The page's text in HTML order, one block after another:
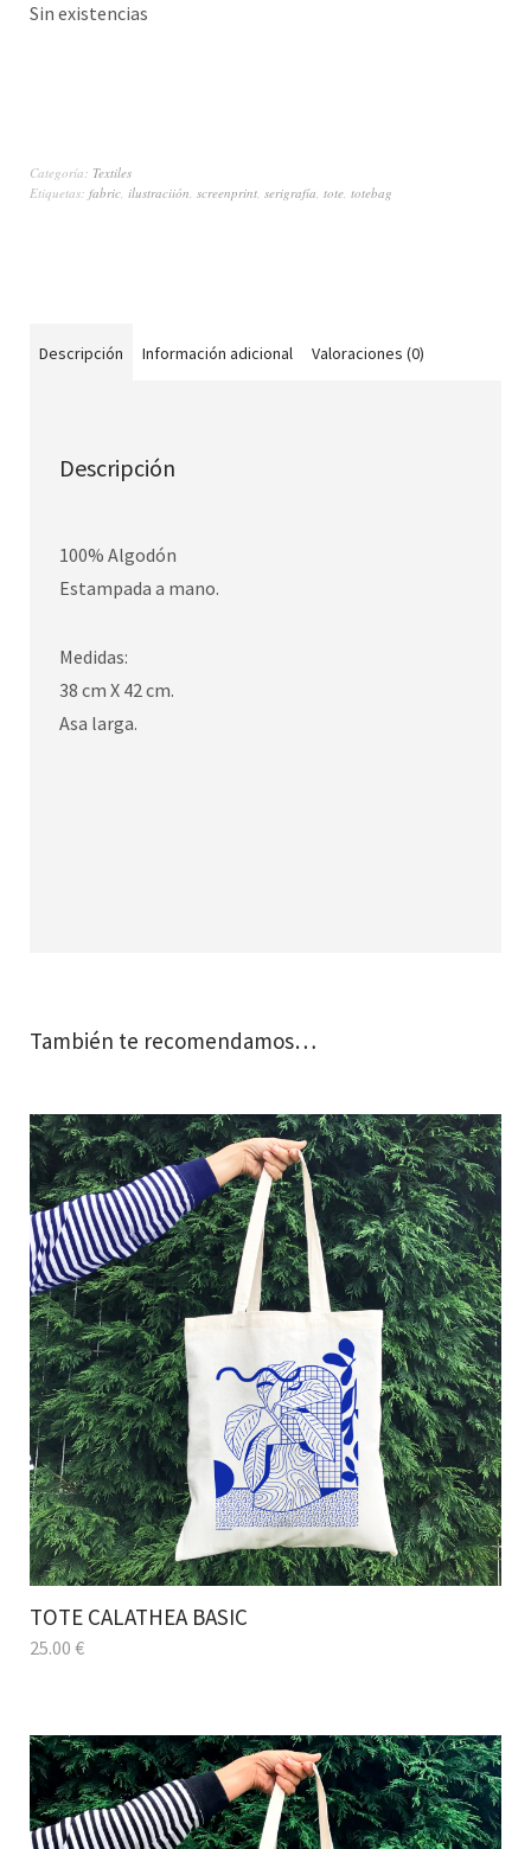
Sin existencias
Categoría: Textiles
Etiquetas: fabric, ilustraciión, screenprint, serigrafía, tote, totebag
Descripción Información adicional Valoraciones (0)
Descripción
100% Algodón
Estampada a mano.
Medidas:
38 cm X 42 cm.
Asa larga.
También te recomendamos…
TOTE CALATHEA BASIC
25.00 €